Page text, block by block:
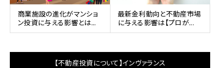
商業施設の進化がマンショ
ン投資に与える影響とは...
最新金利動向と不動産市場
に与える影響は【プロが...
【不動産投資について】インヴァランス